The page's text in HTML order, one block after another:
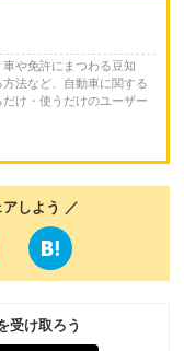
や免許にまつわる豆知
法など、自動車に関する
け・使うだけのユーザー
しよう ／
受け取ろう